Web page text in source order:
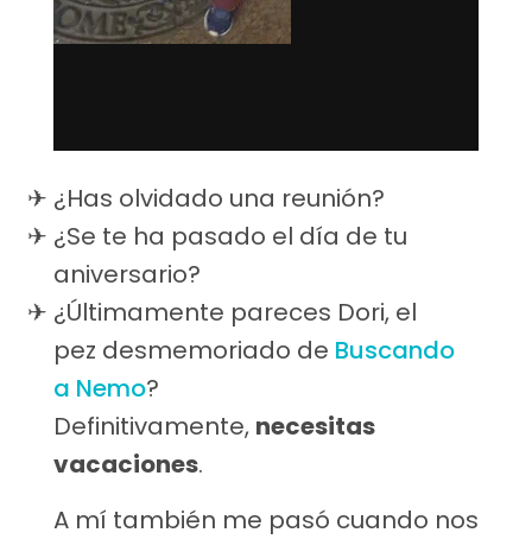
¿Has olvidado una reunión?
¿Se te ha pasado el día de tu
aniversario?
¿Últimamente pareces Dori, el
pez desmemoriado de Buscando
a Nemo?
Definitivamente, necesitas
vacaciones.
A mí también me pasó cuando nos